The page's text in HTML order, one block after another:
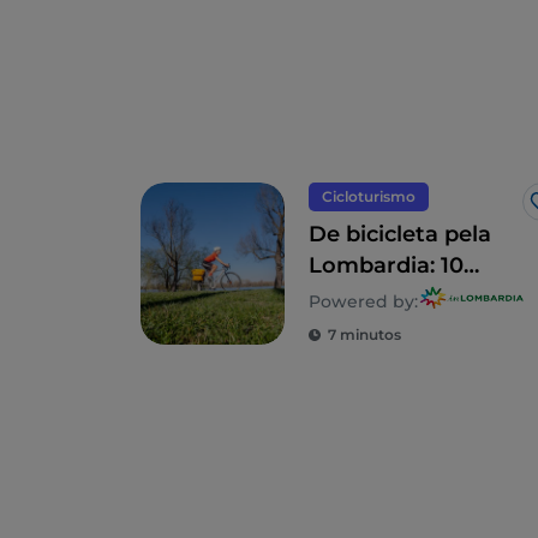
Cicloturismo
De bicicleta pela
Lombardia: 10
itinerários em
família
Powered by:
7 minutos